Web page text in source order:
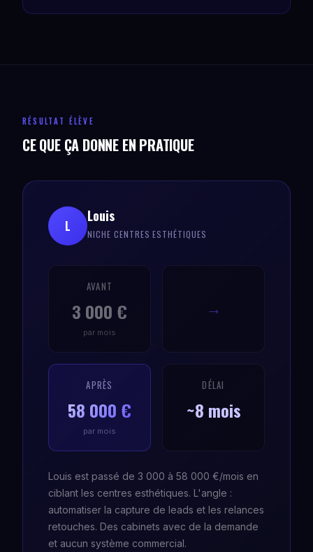
RÉSULTAT ÉLÈVE
CE QUE ÇA DONNE EN PRATIQUE
L
Louis
NICHE CENTRES ESTHÉTIQUES
AVANT
3 000 €
par mois
→
APRÈS
58 000 €
par mois
DÉLAI
~8 mois
Louis est passé de 3 000 à 58 000 €/mois en
ciblant les centres esthétiques. L'angle :
automatiser la capture de leads et les relances
retouches. Des cabinets avec de la demande
et aucun système commercial.